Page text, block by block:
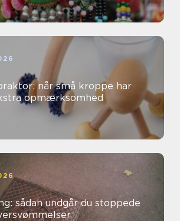
når små kroppe har
opmærksomhed
sådan undgår du stoppede